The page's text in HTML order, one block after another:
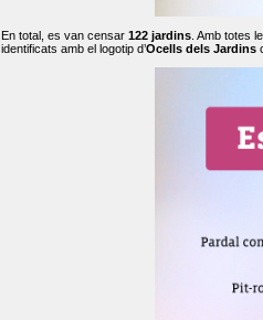
En total, es van censar 122 jardins . Amb totes
identificats amb el logotip d’Ocells dels Jardins